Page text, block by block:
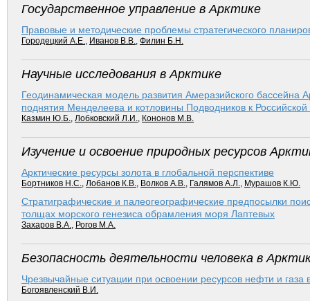
Государственное управление в Арктике
Правовые и методические проблемы стратегического
Городецкий А.Е., Иванов В.В., Филин Б.Н.
Научные исследования в Арктике
Геодинамическая модель развития Амеразийского
поднятия Менделеева и котловины Подводников к
Казмин Ю.Б., Лобковский Л.И., Кононов М.В.
Изучение и освоение природных ресурсов
Арктические ресурсы золота в глобальной перспективе
Бортников Н.С., Лобанов К.В., Волков А.В., Галямов А.Л., Мурашов К.Ю.
Стратиграфические и палеогеографические предпосылки
толщах морского генезиса обрамления моря Лаптевых
Захаров В.А., Рогов М.А.
Безопасность деятельности человека в
Чрезвычайные ситуации при освоении ресурсов нефти и
Богоявленский В.И.